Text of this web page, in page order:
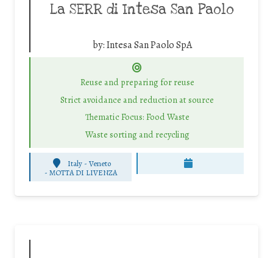
La SERR di Intesa San Paolo
by:Intesa San Paolo SpA
Reuse and preparing for reuse
Strict avoidance and reduction at source
Thematic Focus: Food Waste
Waste sorting and recycling
Italy - Veneto
-MOTTA DI LIVENZA